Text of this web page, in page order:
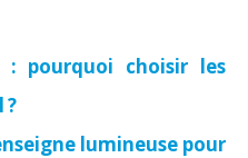
: pourquoi choisir les
?
lumineuse pour